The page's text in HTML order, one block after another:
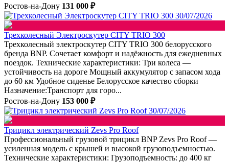
Ростов-на-Дону 131 000 ₽
30/07/2026
Трехколесный Электроскутер CITY TRIO 300
Трехколесный электроскутер CITY TRIO 300 белорусского
бренда BNP. Сочетает комфорт и надёжность для ежедневных
поездок. Технические характеристики: Три колеса —
устойчивость на дороге Мощный аккумулятор с запасом хода
до 60 км Удобное сиденье Белорусское качество сборки
Назначение:Транспорт для горо...
Ростов-на-Дону 153 000 ₽
30/07/2026
Трицикл электрический Zevs Pro Roof
Профессиональный грузовой трицикл BNP Zevs Pro Roof —
усиленная модель с крышей и высокой грузоподъемностью.
Технические характеристики: Грузоподъемность: до 400 кг